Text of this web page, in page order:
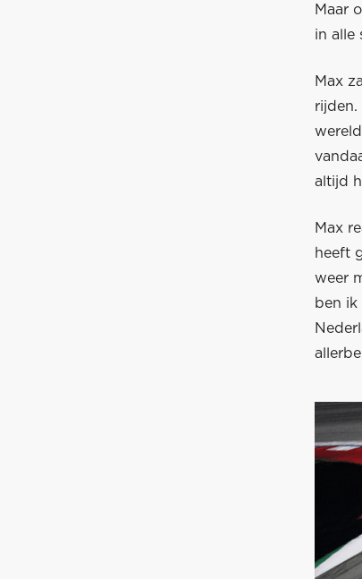
Maar
in alle
Max
rijden.
altijd
Max
heeft
weer
ben ik